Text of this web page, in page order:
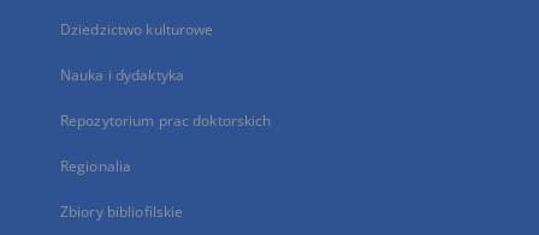
Dziedzictwo kulturowe
Nauka i dydaktyka
Repozytorium prac doktorskich
Regionalia
Zbiory bibliofilskie